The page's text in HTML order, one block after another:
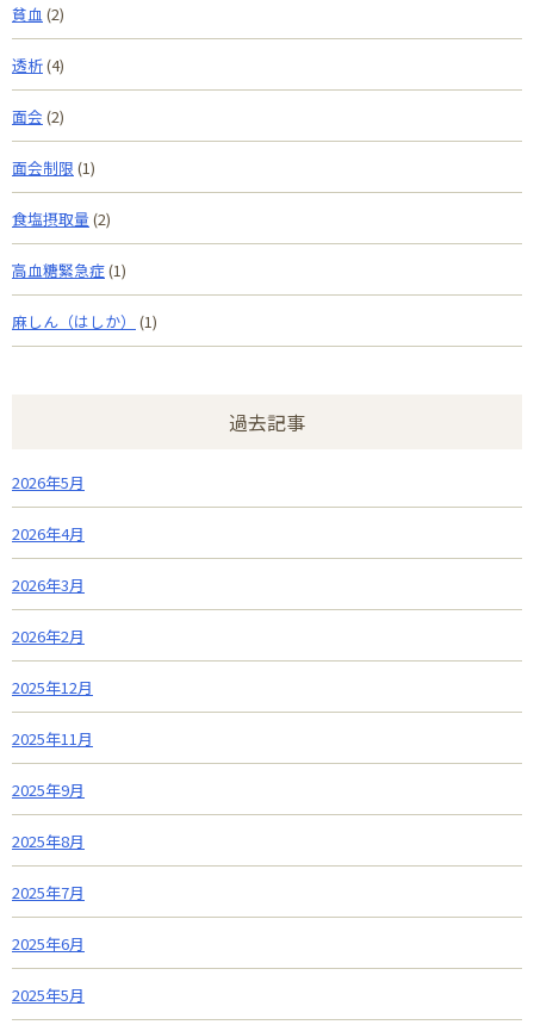
貧血 (2)
透析(4)
面会 (2)
面会制限 (1)
食塩摂取量 (2)
高血糖緊急症(1)
麻しん（はしか） (1)
過去記事
2026年5月
2026年4月
2026年3月
2026年2月
2025年12月
2025年11月
2025年9月
2025年8月
2025年7月
2025年6月
2025年5月